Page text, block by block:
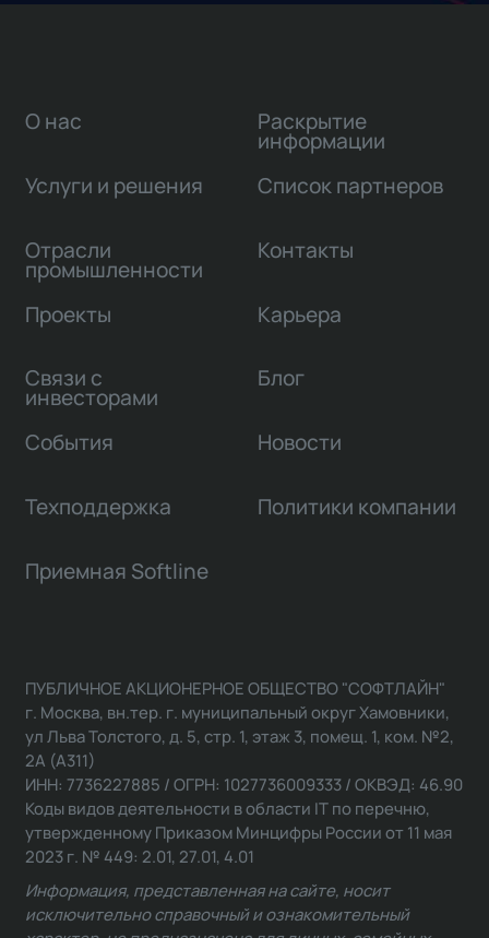
О нас
Услуги и решения
Отрасли
промышленности
Проекты
Связи с
инвесторами
Раскрытие
информации
Список партнеров
Контакты
Карьера
Блог
События Новости
Техподдержка Политики компании
Приемная Softline
ПУБЛИЧНОЕ АКЦИОНЕРНОЕ ОБЩЕСТВО "СОФТЛАЙН"
г. Москва, вн.тер. г. муниципальный округ Хамовники,
ул Льва Толстого, д. 5, стр. 1, этаж 3, помещ. 1, ком. №2,
2А (А311)
ИНН: 7736227885 / ОГРН: 1027736009333 / ОКВЭД: 46.90
Коды видов деятельности в области IT по перечню,
утвержденному Приказом Минцифры России от 11 мая
2023 г. № 449: 2.01, 27.01, 4.01
Информация, представленная на сайте, носит
исключительно справочный и ознакомительный